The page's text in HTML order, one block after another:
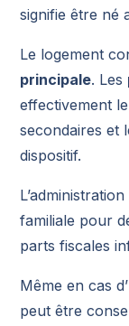
signifie être né
Le logement
principale. Les
effectivement
secondaires et
dispositif.
familiale pour
parts fiscales
Même en cas
peut être